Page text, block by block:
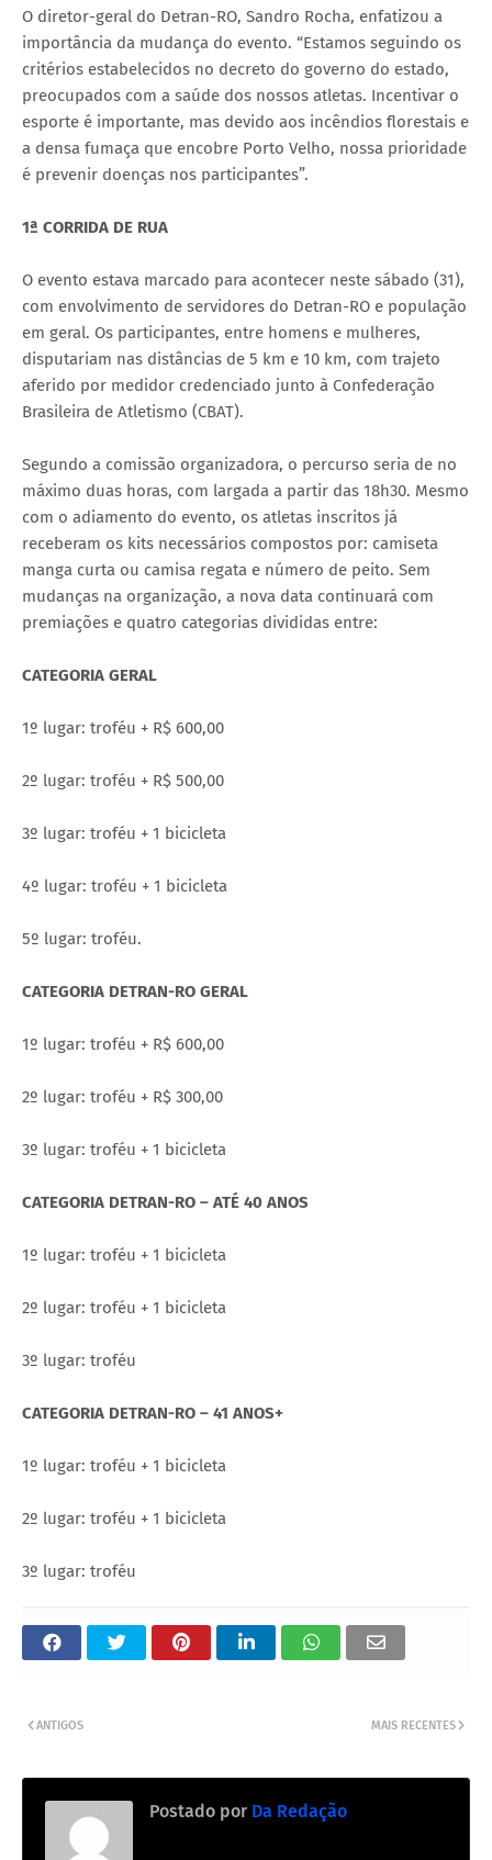
O diretor-geral do Detran-RO, Sandro Rocha, enfatizou a
importância da mudança do evento. “Estamos seguindo os
critérios estabelecidos no decreto do governo do estado,
preocupados com a saúde dos nossos atletas. Incentivar o
esporte é importante, mas devido aos incêndios florestais e
a densa fumaça que encobre Porto Velho, nossa prioridade
é prevenir doenças nos participantes”.
1ª CORRIDA DE RUA
O evento estava marcado para acontecer neste sábado (31),
com envolvimento de servidores do Detran-RO e população
em geral. Os participantes, entre homens e mulheres,
disputariam nas distâncias de 5 km e 10 km, com trajeto
aferido por medidor credenciado junto à Confederação
Brasileira de Atletismo (CBAT).
Segundo a comissão organizadora, o percurso seria de no
máximo duas horas, com largada a partir das 18h30. Mesmo
com o adiamento do evento, os atletas inscritos já
receberam os kits necessários compostos por: camiseta
manga curta ou camisa regata e número de peito. Sem
mudanças na organização, a nova data continuará com
premiações e quatro categorias divididas entre:
CATEGORIA GERAL
1º lugar: troféu + R$ 600,00
2º lugar: troféu + R$ 500,00
3º lugar: troféu + 1 bicicleta
4º lugar: troféu + 1 bicicleta
5º lugar: troféu.
CATEGORIA DETRAN-RO GERAL
1º lugar: troféu + R$ 600,00
2º lugar: troféu + R$ 300,00
3º lugar: troféu + 1 bicicleta
CATEGORIA DETRAN-RO – ATÉ 40 ANOS
1º lugar: troféu + 1 bicicleta
2º lugar: troféu + 1 bicicleta
3º lugar: troféu
CATEGORIA DETRAN-RO – 41 ANOS+
1º lugar: troféu + 1 bicicleta
2º lugar: troféu + 1 bicicleta
3º lugar: troféu
MAIS RECENTES
ANTIGOS
Postado por Da Redação